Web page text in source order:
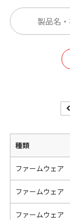
種類
ファームウェア
ファームウェア
ファームウェア